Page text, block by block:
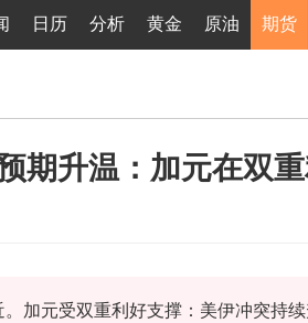
日历 分析 黄金 原油 期货
期升温：加元在双
加元受双重利好支撑：美伊冲突持